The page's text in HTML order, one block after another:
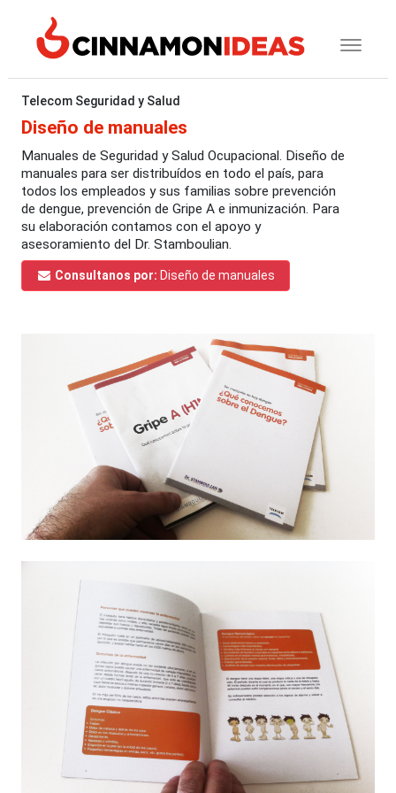
Telecom Seguridad y Salud
Diseño de manuales
Manuales de Seguridad y Salud Ocupacional. Diseño de
manuales para ser distribuídos en todo el país, para
todos los empleados y sus familias sobre prevención
de dengue, prevención de Gripe A e inmunización. Para
su elaboración contamos con el apoyo y
asesoramiento del Dr. Stamboulian.
Consultanos por: Diseño de manuales